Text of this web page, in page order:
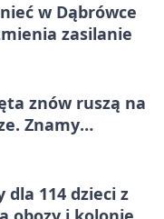
w Dąbrówce
zasilanie
znów ruszą na
Znamy
dla 114 dzieci z